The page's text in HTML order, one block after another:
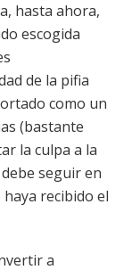
hasta ahora,
escogida
de la pifia
como un
(bastante
la culpa a la
seguir en
recibido el
a